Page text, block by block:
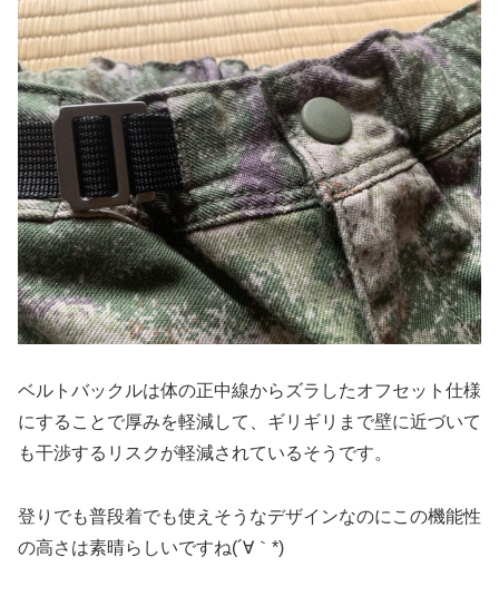
ベルトバックルは体の正中線からズラしたオフセット仕様
にすることで厚みを軽減して、ギリギリまで壁に近づいて
も干渉するリスクが軽減されているそうです。
登りでも普段着でも使えそうなデザインなのにこの機能性
の高さは素晴らしいですね(´∀｀*)